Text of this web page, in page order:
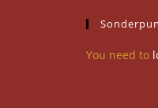
You need to